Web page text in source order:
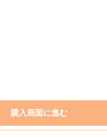
購入画面に進む